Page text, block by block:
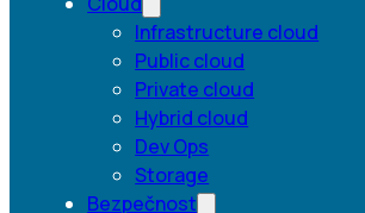
Infrastructure cloud
Public cloud
Private cloud
Hybrid cloud
Dev Ops
Storage
Bezpečnost